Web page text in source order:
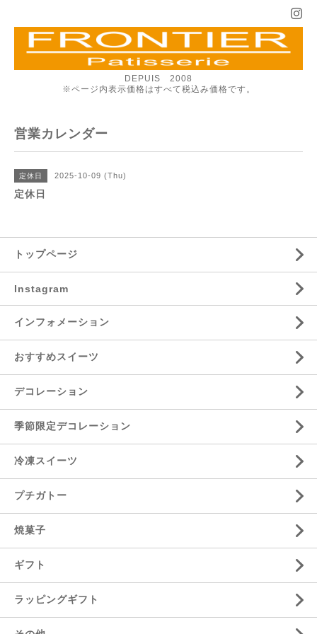
DEPUIS 2008
※ページ内表示価格はすべて税込み価格です。
営業カレンダー
定休日 2025-10-09 (Thu)
定休日
トップページ
Instagram
インフォメーション
おすすめスイーツ
デコレーション
季節限定デコレーション
冷凍スイーツ
プチガトー
焼菓子
ギフト
ラッピングギフト